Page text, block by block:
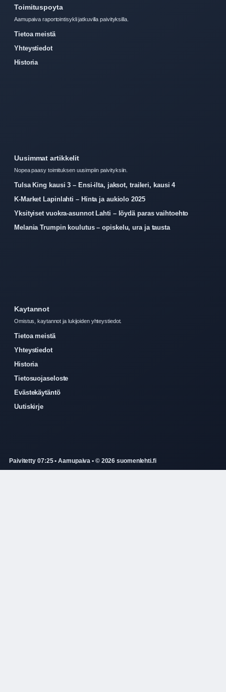
Toimituspoyta
Aamupaiva raportointisykli jatkuvilla paivityksilla.
Tietoa meistä
Yhteystiedot
Historia
Uusimmat artikkelit
Nopea paasy toimituksen uusimpiin paivityksiin.
Tulsa King kausi 3 – Ensi-ilta, jaksot, traileri, kausi 4
K-Market Lapinlahti – Hinta ja aukiolo 2025
Yksityiset vuokra-asunnot Lahti – löydä paras vaihtoehto
Melania Trumpin koulutus – opiskelu, ura ja tausta
Kaytannot
Omistus, kaytannot ja lukijoiden yhteystiedot.
Tietoa meistä
Yhteystiedot
Historia
Tietosuojaseloste
Evästekäytäntö
Uutiskirje
Paivitetty 07:25 • Aamupaiva • © 2026 suomenlehti.fi